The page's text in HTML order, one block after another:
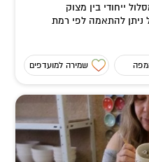
ייחודי בין מצוק
ניתן להתאמה לפי רמת
שמירה למועדפים